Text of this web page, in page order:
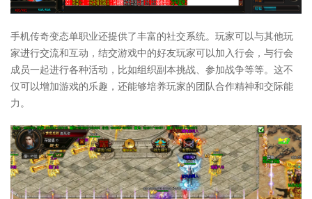
手机传奇变态单职业还提供了丰富的社交系统。玩家可以与其他玩
家进行交流和互动，结交游戏中的好友玩家可以加入行会，与行会
成员一起进行各种活动，比如组织副本挑战、参加战争等等。这不
仅可以增加游戏的乐趣，还能够培养玩家的团队合作精神和交际能
力。